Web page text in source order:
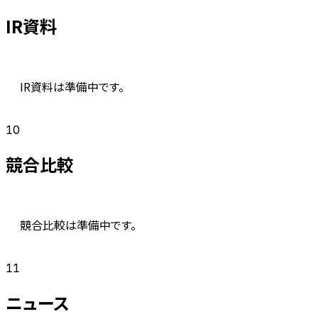
IR資料
IR資料は準備中です。
10
競合比較
競合比較は準備中です。
11
ニュース